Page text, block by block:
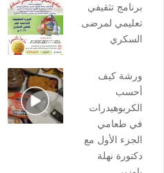
برنامج تثقيفي
تعليمي لمرضى
السكري
ورشة كيف
أحسب
الكربوهيدرات
في طعامي
الجزء الأول مع
دكتورة نهلة